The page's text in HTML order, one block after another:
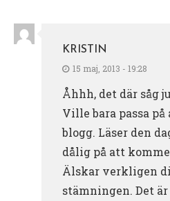
KRISTIN
15 maj, 2013 - 19:28
Åhhh, det där såg
Ville bara passa
blogg. Läser den
dålig på att
Älskar verkligen
stämningen. Det